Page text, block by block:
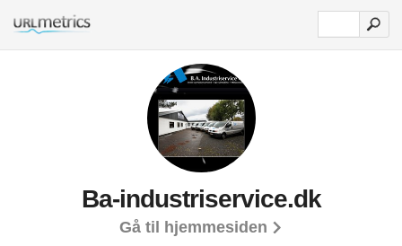
Ba-industriservice.dk
Gå til hjemmesiden